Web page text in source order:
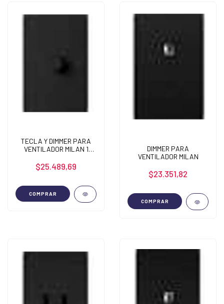
TECLA Y DIMMER PARA
VENTILADOR MILAN 1
METALICO
$25.489,69
COMPRAR
DIMMER PARA
VENTILADOR MILAN
$23.351,82
COMPRAR